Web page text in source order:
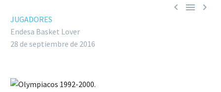
  
JUGADORES
Endesa Basket Lover
28 de septiembre de 2016